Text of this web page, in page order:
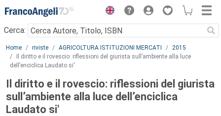
Menu
Cerca:
Main content
Home riviste AGRICOLTURA ISTITUZIONI MERCATI
2015
Il diritto e il rovescio: riflessioni del giurista sull’ambiente alla luce
dell’enciclica Laudato si'
Il diritto e il rovescio: riflessioni del giurista
sull’ambiente alla luce dell’enciclica
Laudato si'